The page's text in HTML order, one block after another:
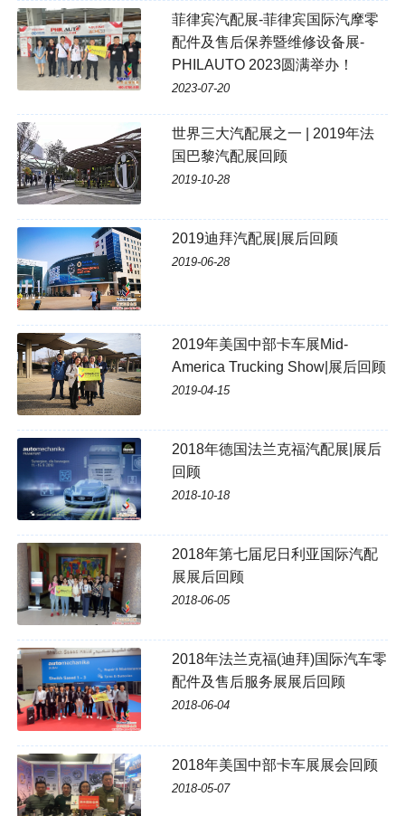
菲律宾汽配展-菲律宾国际汽摩零
配件及售后保养暨维修设备展-
PHILAUTO 2023圆满举办！
2023-07-20
世界三大汽配展之一 | 2019年法
国巴黎汽配展回顾
2019-10-28
2019迪拜汽配展|展后回顾
2019-06-28
2019年美国中部卡车展Mid-
America Trucking Show|展后回顾
2019-04-15
2018年德国法兰克福汽配展|展后
回顾
2018-10-18
2018年第七届尼日利亚国际汽配
展展后回顾
2018-06-05
2018年法兰克福(迪拜)国际汽车零
配件及售后服务展展后回顾
2018-06-04
2018年美国中部卡车展展会回顾
2018-05-07